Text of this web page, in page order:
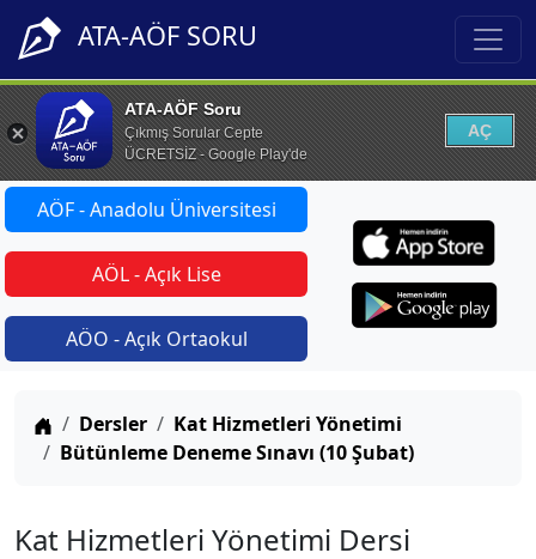
ATA-AÖF SORU
ATA-AÖF Soru
Çıkmış Sorular Cepte
ÜCRETSİZ - Google Play'de
AÇ
AÖF - Anadolu Üniversitesi
AÖL - Açık Lise
AÖO - Açık Ortaokul
Anasayfa
Dersler
Kat Hizmetleri Yönetimi
Bütünleme Deneme Sınavı (10 Şubat)
Kat Hizmetleri Yönetimi Dersi